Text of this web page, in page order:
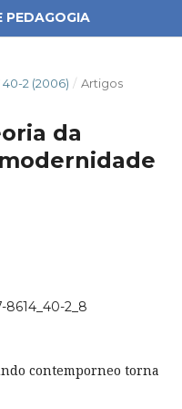
PEDAGOGIA
40-2 (2006) / Artigos
da
8614_40-2_8
contemporneo torna